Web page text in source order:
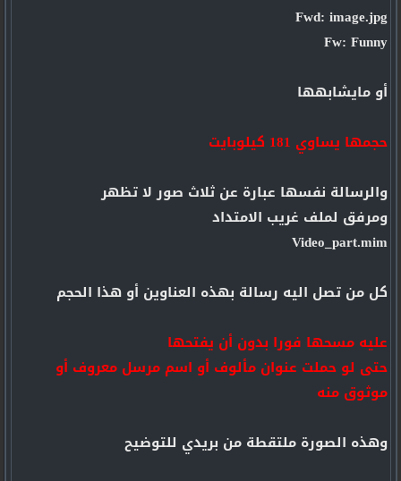
Fwd: image.jpg
Fw: Funny
أو مايشابهها
حجمها يساوي 181 كيلوبايت
والرسالة نفسها عبارة عن ثلاث صور لا تظهر
ومرفق لملف غريب الامتداد
Video_part.mim
كل من تصل اليه رسالة بهذه العناوين أو هذا الحجم
عليه مسحها فورا بدون أن يفتحها
حتى لو حملت عنوان مألوف أو اسم مرسل معروف أو
موثوق منه
وهذه الصورة ملتقطة من بريدي للتوضيح